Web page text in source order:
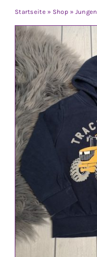
Mädchen
Accesoires
Schuhe / Socken
Spielzeug
Babyausstattung
Krims Krams
Startseite » Shop » Jungen